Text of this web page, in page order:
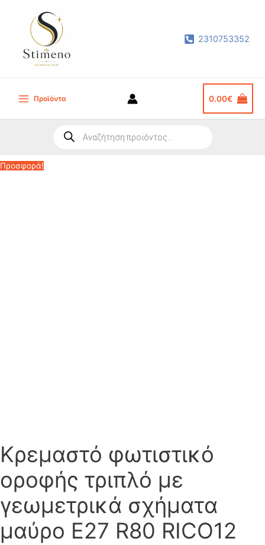
περιεχόμενο
2310753352
Main
Προϊόντα 0.00€
search
Προσφορά!
Κρεμαστό φωτιστικό
οροφής τριπλό με
γεωμετρικά σχήματα
μαύρο E27 R80 RICO12